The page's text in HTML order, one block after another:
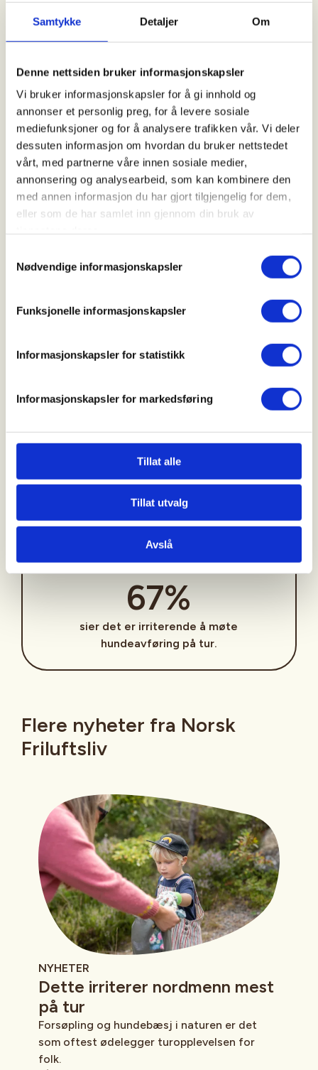
Samtykke Detaljer Om
Denne nettsiden bruker informasjonskapsler
Vi bruker informasjonskapsler for å gi innhold og
annonser et personlig preg, for å levere sosiale
mediefunksjoner og for å analysere trafikken vår. Vi deler
dessuten informasjon om hvordan du bruker nettstedet
vårt, med partnerne våre innen sosiale medier,
annonsering og analysearbeid, som kan kombinere den
med annen informasjon du har gjort tilgjengelig for dem,
eller som de har samlet inn gjennom din bruk av
Nødvendige informasjonskapsler
Funksjonelle informasjonskapsler
Informasjonskapsler for statistikk
Informasjonskapsler for markedsføring
Tillat alle
Tillat utvalg
Avslå
8 av 10
mener søppel ødelegger naturopplevelsen
mest.
57 %
svarer at forsøpling forekommer ofte eller
svært ofte.
Hundeskitt
67%
sier det er irriterende å møte
hundeavføring på tur.
Flere nyheter fra Norsk
Friluftsliv
NYHETER
Dette irriterer nordmenn mest
på tur
Forsøpling og hundebæsj i naturen er det
som oftest ødelegger turopplevelsen for
folk.